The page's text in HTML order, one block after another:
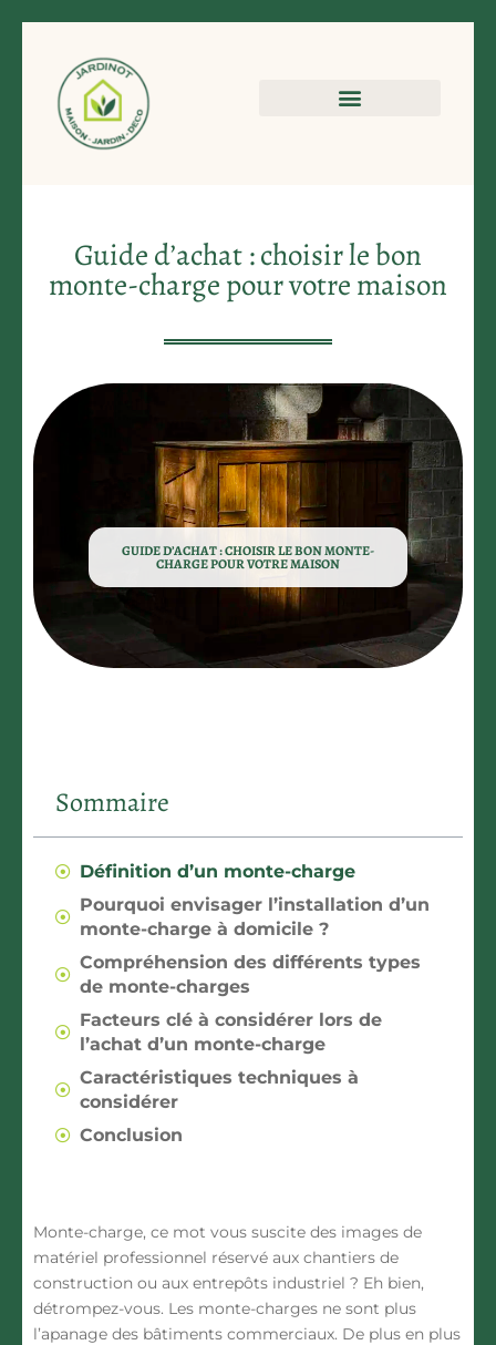
Guide d’achat : choisir le bon
monte-charge pour votre maison
GUIDE D’ACHAT : CHOISIR LE BON MONTE-
CHARGE POUR VOTRE MAISON
Sommaire
Définition d’un monte-charge
Pourquoi envisager l’installation d’un
monte-charge à domicile ?
Compréhension des différents types
de monte-charges
Facteurs clé à considérer lors de
l’achat d’un monte-charge
Caractéristiques techniques à
considérer
Conclusion
Monte-charge, ce mot vous suscite des images de
matériel professionnel réservé aux chantiers de
construction ou aux entrepôts industriel ? Eh bien,
détrompez-vous. Les monte-charges ne sont plus
l’apanage des bâtiments commerciaux. De plus en plus